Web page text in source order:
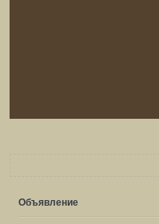
Объявление